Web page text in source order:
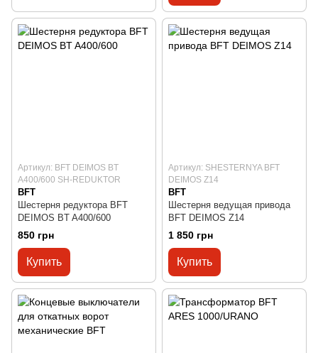
Артикул: BFT DEIMOS BT
A400/600 SH-REDUKTOR
BFT
Шестерня редуктора BFT
DEIMOS BT A400/600
850 грн
Купить
Артикул: SHESTERNYA BFT
DEIMOS Z14
BFT
Шестерня ведущая привода
BFT DEIMOS Z14
1 850 грн
Купить